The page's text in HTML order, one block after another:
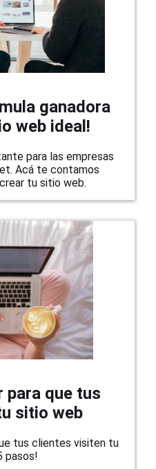
ganadora
web ideal!
para las empresas
Acá te contamos
tu sitio web.
para que tus
sitio web
tus clientes visiten tu
pasos!